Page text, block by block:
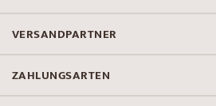
VERSANDPARTNER
ZAHLUNGSARTEN